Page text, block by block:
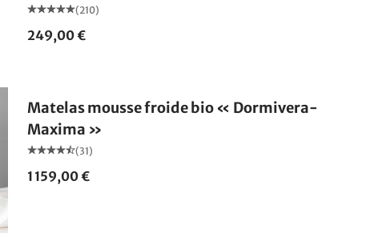
(210)
249,00 €
Matelas mousse froide bio « Dormivera-
Maxima »
(31)
1 159,00 €